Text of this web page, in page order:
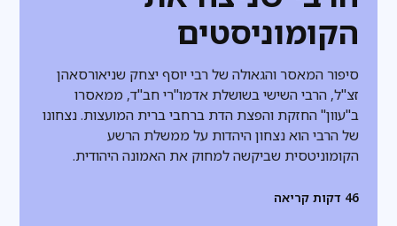
הקומוניסטים
סיפור המאסר והגאולה של רבי יוסף יצחק שניאורסאהן
זצ"ל, הרבי השישי בשושלת אדמו"רי חב"ד, ממאסרו
ב"עוון" החזקת והפצת הדת ברחבי ברית המועצות. נצחונו
של הרבי הוא נצחון היהדות על ממשלת הרשע
הקומוניטסית שביקשה למחוק את האמונה היהודית.
46 דקות קריאה